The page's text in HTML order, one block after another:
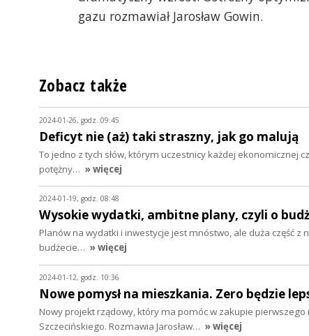
gazu rozmawiał Jarosław Gowin.
Zobacz także
2024-01-26, godz. 09:45
Deficyt nie (aż) taki straszny, jak go malują
To jedno z tych słów, którym uczestnicy każdej ekonomicznej
potężny… » więcej
2024-01-19, godz. 08:48
Wysokie wydatki, ambitne plany, czyli o
Planów na wydatki i inwestycje jest mnóstwo, ale duża część
budżecie… » więcej
2024-01-12, godz. 10:36
Nowe pomysł na mieszkania. Zero będzie
Nowy projekt rządowy, który ma pomóc w zakupie
Szczecińskiego. Rozmawia Jarosław… » więcej